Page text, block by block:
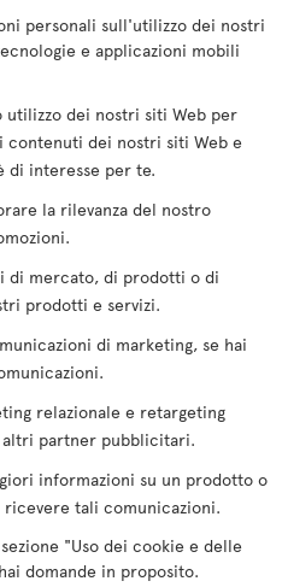
personali sull'utilizzo dei nostri
e applicazioni mobili
utilizzo dei nostri siti Web per
contenuti dei nostri siti Web e
di interesse per te.
la rilevanza del nostro
di mercato, di prodotti o di
prodotti e servizi.
di marketing, se hai
relazionale e retargeting
altri partner pubblicitari.
informazioni su un prodotto o
tali comunicazioni.
"Uso dei cookie e delle
domande in proposito.